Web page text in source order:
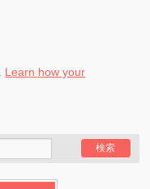
Learn how your